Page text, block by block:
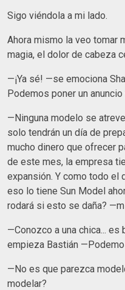
Sigo viéndola a mi lado.
Ahora mismo la veo tomar
magia, el dolor de cabeza
—¡Ya sé! —se emociona
Podemos poner un
—Ninguna modelo se
solo tendrán un día de
mucho dinero que ofrecer
de este mes, la empresa
expansión. Y como todo el
eso lo tiene Sun Model
rodará si esto se daña?
—Conozco a una chica...
empieza Bastián
—No es que parezca
modelar?